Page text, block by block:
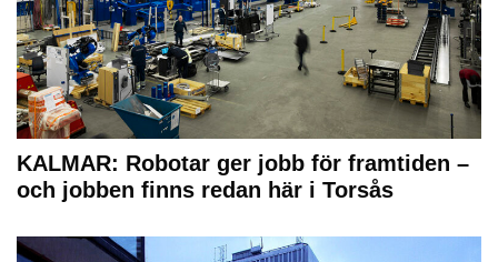
KALMAR: Robotar ger jobb för framtiden –
och jobben finns redan här i Torsås